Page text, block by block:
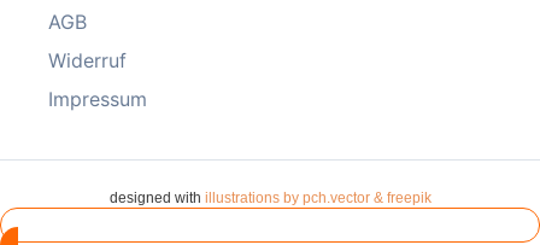
AGB
Widerruf
Impressum
designed with illustrations by pch.vector & freepik